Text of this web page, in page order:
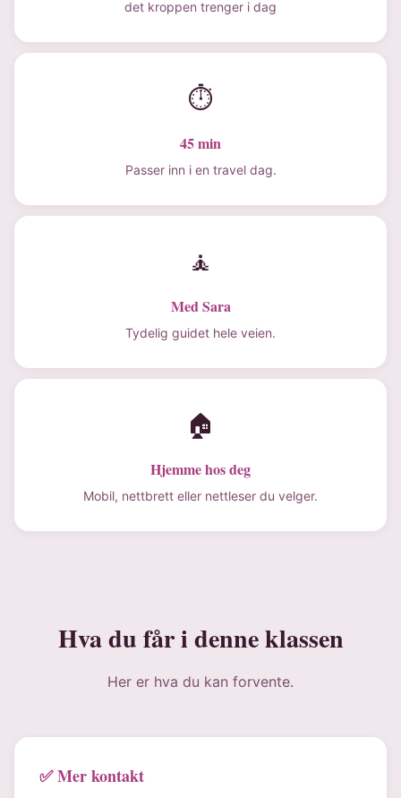
det kroppen trenger i dag
⏱
45 min
Passer inn i en travel dag.
🧘
Med Sara
Tydelig guidet hele veien.
🏠
Hjemme hos deg
Mobil, nettbrett eller nettleser du velger.
Hva du får i denne klassen
Her er hva du kan forvente.
✅ Mer kontakt